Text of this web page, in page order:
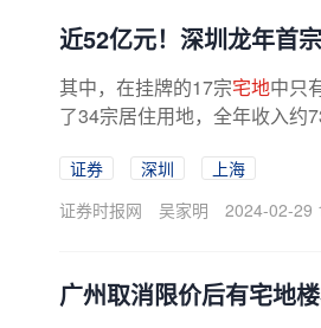
近52亿元！深圳龙年首宗
其中，在挂牌的17宗宅地中只
了34宗居住用地，全年收入约
证券 深圳
上海
证券时报网
吴家明 2024-02-29
广州取消限价后有宅地